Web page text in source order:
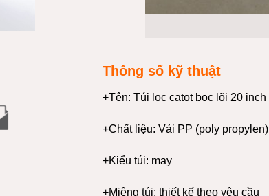
Thông số kỹ thuật
+Tên: Túi lọc catotbọc lõi 20 inch
+Chất liệu: Vải PP (poly propylen)
+Kiểu túi: may
+Miệng túi: thiết kế theo yêu cầu